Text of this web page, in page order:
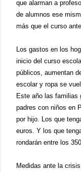
que alarman a
de alumnos ese
más que el curso
Los gastos en los
inicio del curso
públicos, aumentan
escolar y ropa se
Este año las familias
padres con niños en
por hijo. Los que
euros. Y los que
rondarán entre los
Medidas ante la crisis